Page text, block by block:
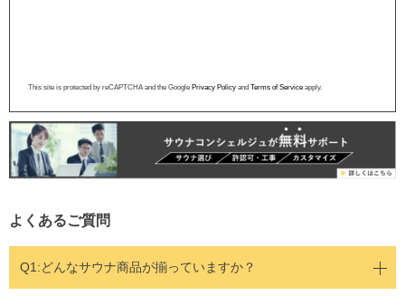
This site is protected by reCAPTCHA and the Google Privacy Policy and Terms of Service apply.
よくあるご質問
Q1:どんなサウナ商品が揃っていますか？